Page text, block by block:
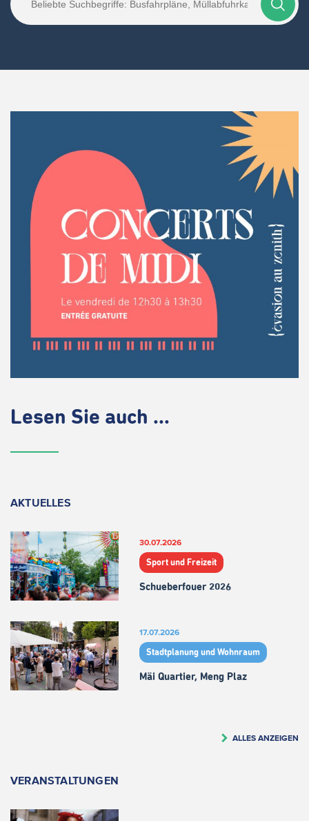
Lesen Sie auch ...
AKTUELLES
30.07.2026
Sport und Freizeit
Schueberfouer 2026
17.07.2026
Stadtplanung und Wohnraum
Mäi Quartier, Meng Plaz
ALLES ANZEIGEN
VERANSTALTUNGEN